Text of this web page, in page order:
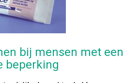
bij mensen met een
beperking